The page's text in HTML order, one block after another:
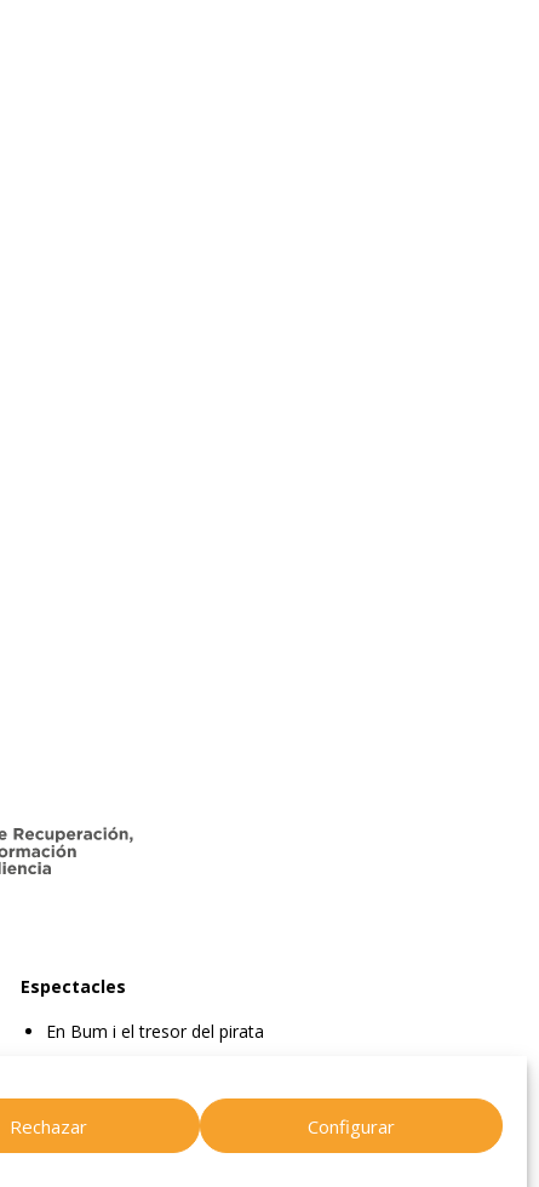
Rechazar Configurar
Espectacles
En Bum i el tresor del pirata
En Bum i l’estel dels desitjos
En Bum i el secret de l’amistat